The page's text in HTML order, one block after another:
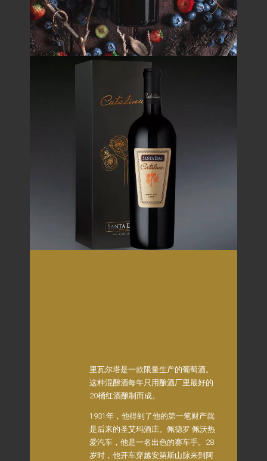
里瓦尔塔是一款限量生产的葡萄酒。
这种混酿酒每年只用酿酒厂里最好的
20桶红酒酿制而成。
1931年，他得到了他的第一笔财产就
是后来的圣艾玛酒庄。佩德罗·佩沃热
爱汽车，他是一名出色的赛车手。28
岁时，他开车穿越安第斯山脉来到阿